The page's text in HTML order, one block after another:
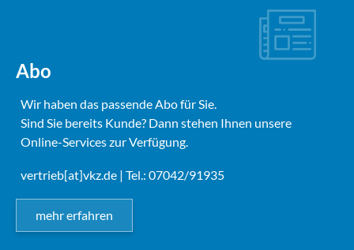
Abo
Wir haben das passende Abo für Sie.
Sind Sie bereits Kunde? Dann stehen Ihnen unsere
Online-Services zur Verfügung.
vertrieb[at]vkz.de | Tel.: 07042/91935
mehr erfahren